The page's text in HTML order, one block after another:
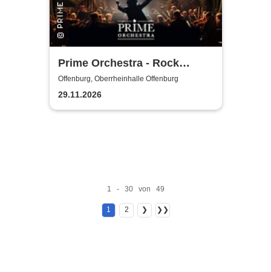
Prime Orchestra - Rock
Sympho Show
Offenburg, Oberrheinhalle Offenburg
29.11.2026
1 - 30 von 49
1 2 ❯ ❯❯